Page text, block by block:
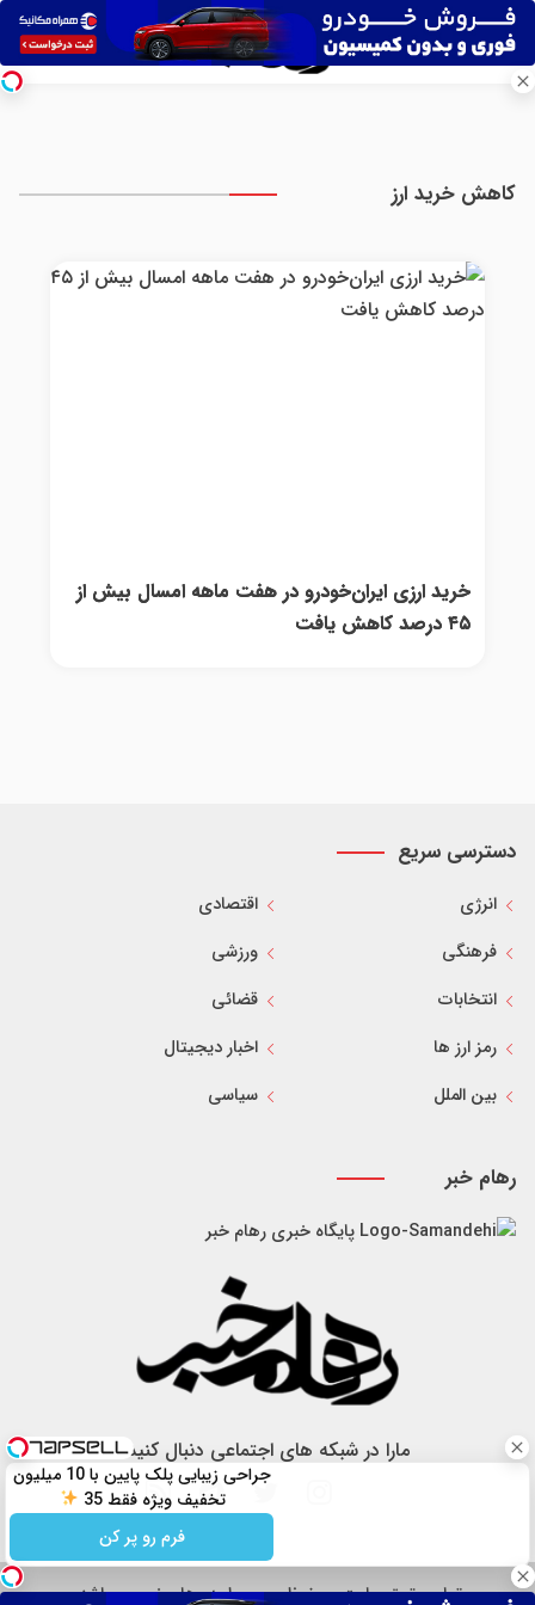
کاهش خرید ارز
خرید ارزی ایران‌خودرو در هفت ماهه امسال بیش از
۴۵ درصد کاهش یافت
دسترسی سریع
انرژی
اقتصادی
فرهنگی
ورزشی
انتخابات
قضائی
رمز ارز ها
اخبار دیجیتال
بین الملل
سیاسی
رهام خبر
پایگاه خبری رهام خبر
مارا در شبکه های اجتماعی دنبال کنید
تمام حقوق سایت محفوظ و مربوط به رهام خبر می باشد.
جراحی زیبایی پلک پایین با 10 میلیون
تخفیف ویژه فقط 35
فرم رو پر کن